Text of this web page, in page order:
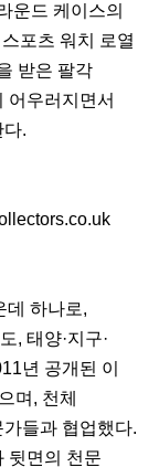
운드 케이스의
포츠 워치 로열
받은 팔각
어우러지면서
.
데 하나로,
, 태양·지구·
년 공개된 이
며, 천체
들과 협업했다.
뒷면의 천문